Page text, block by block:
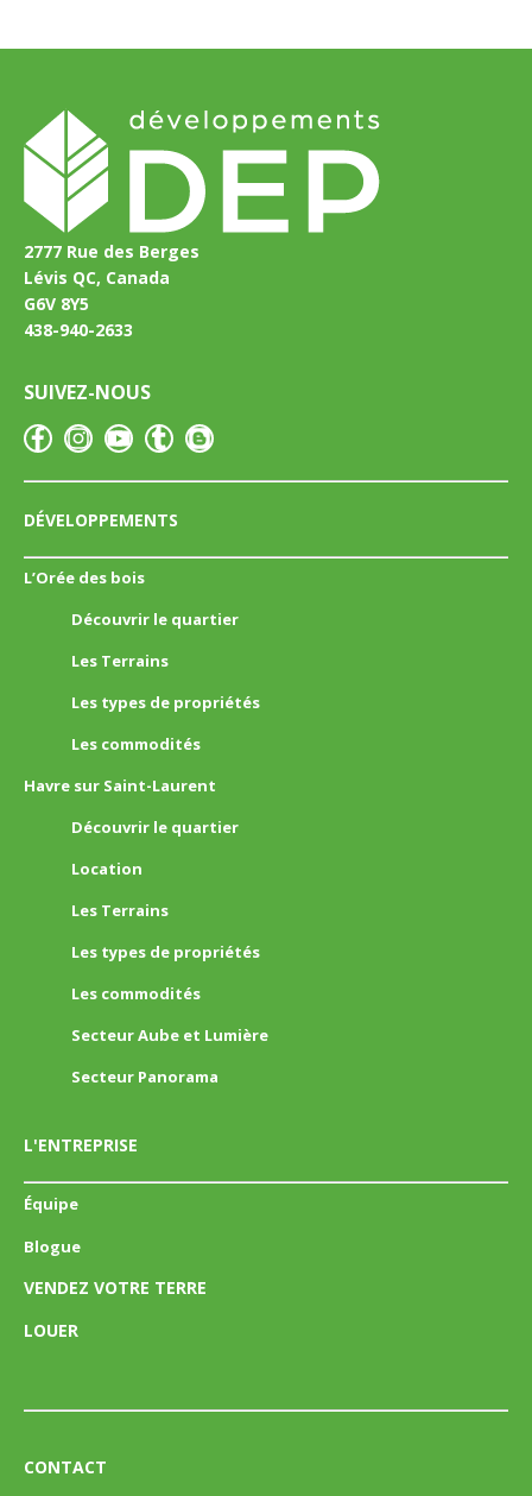
2777 Rue des Berges
Lévis QC, Canada
G6V 8Y5
438-940-2633
SUIVEZ-NOUS
DÉVELOPPEMENTS
L’Orée des bois
Découvrir le quartier
Les Terrains
Les types de propriétés
Les commodités
Havre sur Saint-Laurent
Découvrir le quartier
Location
Les Terrains
Les types de propriétés
Les commodités
Secteur Aube et Lumière
Secteur Panorama
L'ENTREPRISE
Équipe
Blogue
VENDEZ VOTRE TERRE
LOUER
CONTACT